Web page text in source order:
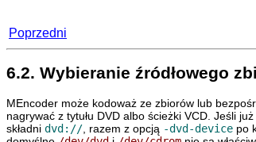
Poprzedni
6.2. Wybieranie źródłowego
MEncoder może kodoważ ze zbiorów lub
nagrywać z tytułu DVD albo ścieżki VCD. Jeśli
składni dvd:// , razem z opcją -dvd-device po